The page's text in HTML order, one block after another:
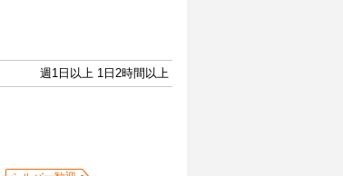
週1日以上 1日2時間以上